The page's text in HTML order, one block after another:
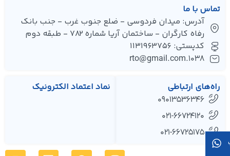
تماس با ما
آدرس: میدان فردوسی - ضلع جنوب غرب - جنب بانک
رفاه کارگران - ساختمان آریا شماره 782 - طبقه دوم
کدپستی: 1131963756
1038.rto@gmail.com
راه‌های ارتباطی
09013536346
021-66724120
021-66725175
نماد اعتماد الکترونیک